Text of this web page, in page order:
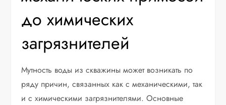
до химических
загрязнителей
Мутность воды из скважины может возникать по
ряду причин, связанных как с механическими, так
и с химическими загрязнителями. Основные